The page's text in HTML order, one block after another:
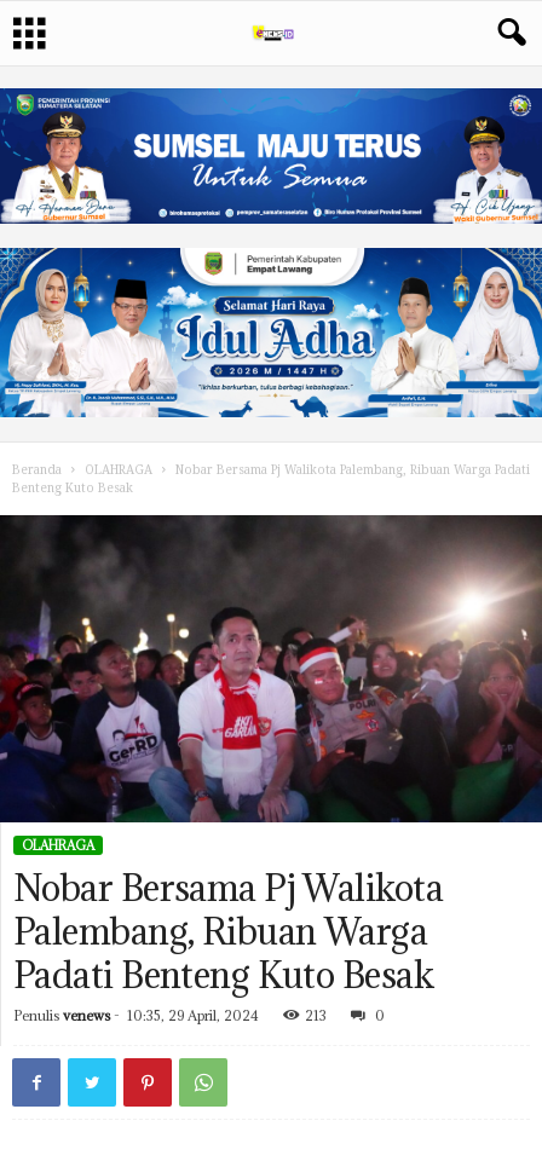
Beranda OLAHRAGA
Nobar Bersama Pj Walikota Palembang, Ribuan Warga Padati
Benteng Kuto Besak
OLAHRAGA
Nobar Bersama Pj Walikota
Palembang, Ribuan Warga
Padati Benteng Kuto Besak
Penulis venews- 10:35, 29 April, 2024 213 0